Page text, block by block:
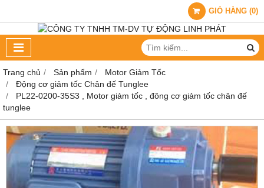
GIỎ HÀNG (0)
Trang chủ Sản phẩm
Motor Giảm Tốc
Động cơ giảm tốc Chân đế Tunglee
PL22-0200-35S3 , Motor giảm tốc , đông cơ giảm tốc chân đế
tunglee